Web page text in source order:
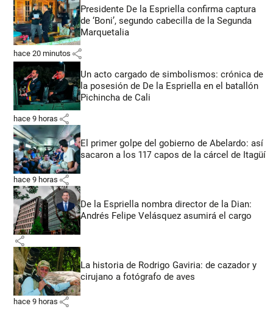
Presidente De la Espriella confirma captura
de ‘Boni’, segundo cabecilla de la Segunda
Marquetalia
hace 20 minutos share
Un acto cargado de simbolismos: crónica de
la posesión de De la Espriella en el batallón
Pichincha de Cali
hace 9 horas share
El primer golpe del gobierno de Abelardo: así
sacaron a los 117 capos de la cárcel de Itagüí
hace 9 horas share
De la Espriella nombra director de la Dian:
Andrés Felipe Velásquez asumirá el cargo
share
La historia de Rodrigo Gaviria: de cazador y
cirujano a fotógrafo de aves
hace 9 horas share